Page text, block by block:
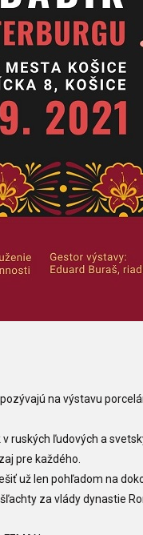
na výstavu
ruských ľudových a
pre každého.
už len pohľadom na
za vlády dynastie